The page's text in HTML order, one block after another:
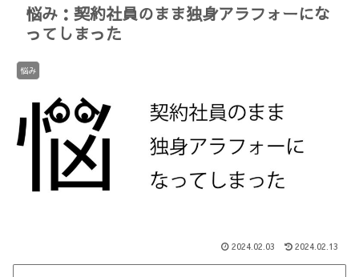
悩み：契約社員のまま独身アラフォーにな
ってしまった
悩み
2024.02.03 2024.02.13